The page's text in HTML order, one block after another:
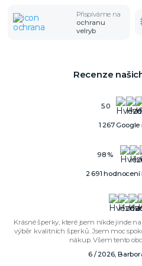
Přispíváme na
ochranu
velryb
Recenze
5.0
1 267
98 %
2 691 hodnocení
Krásné šperky, které jsem nikde jinde
výběr kvalitních šperků. Jsem moc
nákup. Všem tento
6 / 2026,